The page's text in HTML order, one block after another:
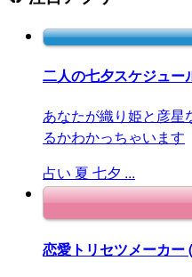
二人の七夕スケジュー
あなたが織り姫と彦星
るかわかっちゃいます
占い 夏 七夕 ...
恋愛トリセツメーカー